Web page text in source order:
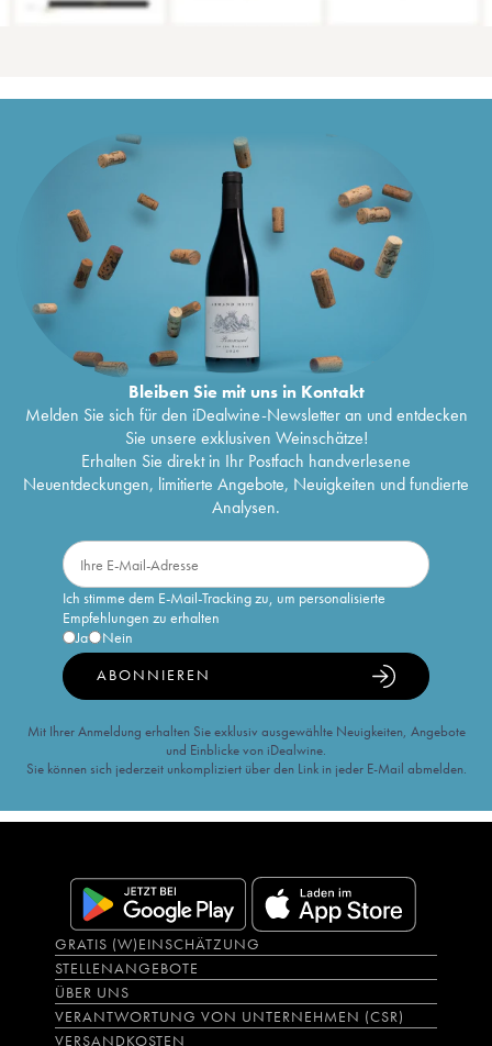
Bleiben Sie mit uns in Kontakt
Melden Sie sich für den iDealwine-Newsletter an und entdecken
Sie unsere exklusiven Weinschätze!
Erhalten Sie direkt in Ihr Postfach handverlesene
Neuentdeckungen, limitierte Angebote, Neuigkeiten und fundierte
Analysen.
Ich stimme dem E-Mail-Tracking zu, um personalisierte
Empfehlungen zu erhalten
Ja
Nein
ABONNIEREN
Mit Ihrer Anmeldung erhalten Sie exklusiv ausgewählte Neuigkeiten, Angebote
und Einblicke von iDealwine.
Sie können sich jederzeit unkompliziert über den Link in jeder E-Mail abmelden.
GRATIS (W)EINSCHÄTZUNG
STELLENANGEBOTE
ÜBER UNS
VERANTWORTUNG VON UNTERNEHMEN (CSR)
VERSANDKOSTEN